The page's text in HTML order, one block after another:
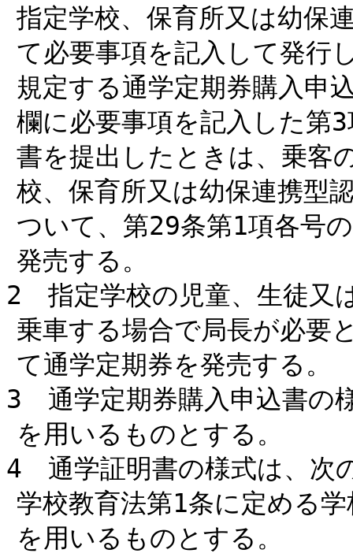
指定学校、保育所又は幼保
て必要事項を記入して発行
規定する通学定期券購入申
欄に必要事項を記入した第
書を提出したときは、乗客
校、保育所又は幼保連携型
ついて、第29条第1項各号
発売する。
2 指定学校の児童、生徒又
乗車する場合で局長が必要
て通学定期券を発売する。
3 通学定期券購入申込書の
を用いるものとする。
4 通学証明書の様式は、次
学校教育法第1条に定める
を用いるものとする。